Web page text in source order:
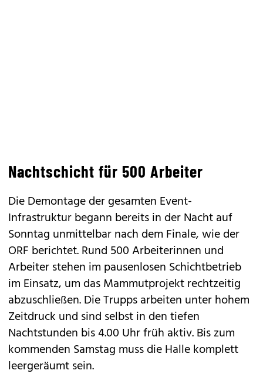
Nachtschicht für 500 Arbeiter
Die Demontage der gesamten Event-
Infrastruktur begann bereits in der Nacht auf
Sonntag unmittelbar nach dem Finale, wie der
ORF berichtet. Rund 500 Arbeiterinnen und
Arbeiter stehen im pausenlosen Schichtbetrieb
im Einsatz, um das Mammutprojekt rechtzeitig
abzuschließen. Die Trupps arbeiten unter hohem
Zeitdruck und sind selbst in den tiefen
Nachtstunden bis 4.00 Uhr früh aktiv. Bis zum
kommenden Samstag muss die Halle komplett
leergeräumt sein.